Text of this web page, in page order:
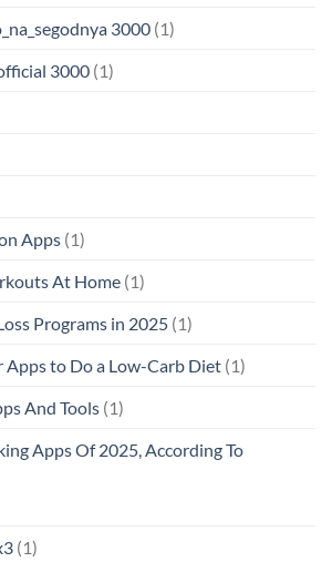
3000 (1)
3000 (1)
Apps (1)
At Home (1)
Programs in 2025 (1)
Apps to Do a Low-Carb Diet (1)
And Tools (1)
Apps Of 2025, According To
(1)